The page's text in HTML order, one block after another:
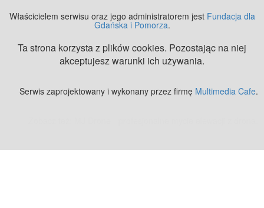
Właścicielem serwisu oraz jego administratorem jest Fundacja dla
Gdańska i Pomorza.
Ta strona korzysta z plików cookies. Pozostając na niej
akceptujesz warunki ich używania.
Serwis zaprojektowany i wykonany przez firmę Multimedia Cafe.